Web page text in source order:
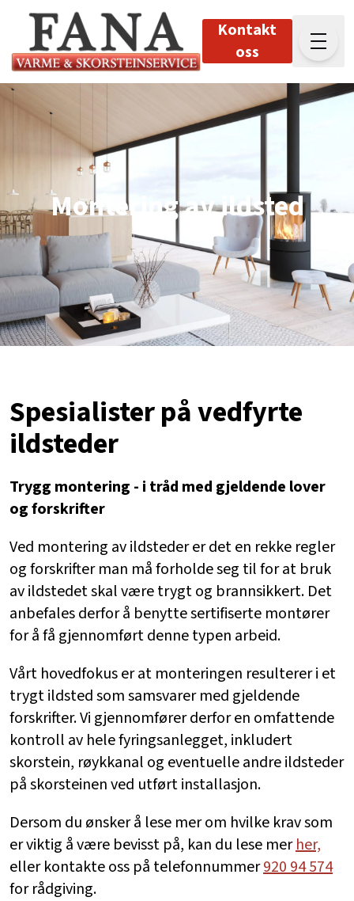
Kontakt
oss
Montering av ildsted
Spesialister på vedfyrte
ildsteder
Trygg montering - i tråd med gjeldende lover
og forskrifter
Ved montering av ildsteder er det en rekke regler
og forskrifter man må forholde seg til for at bruk
av ildstedet skal være trygt og brannsikkert. Det
anbefales derfor å benytte sertifiserte montører
for å få gjennomført denne typen arbeid.
Vårt hovedfokus er at monteringen resulterer i et
trygt ildsted som samsvarer med gjeldende
forskrifter. Vi gjennomfører derfor en omfattende
kontroll av hele fyringsanlegget, inkludert
skorstein, røykkanal og eventuelle andre ildsteder
på skorsteinen ved utført installasjon.
Dersom du ønsker å lese mer om hvilke krav som
er viktig å være bevisst på, kan du lese merher,
eller kontakte oss på telefonnummer920 94 574
for rådgiving.